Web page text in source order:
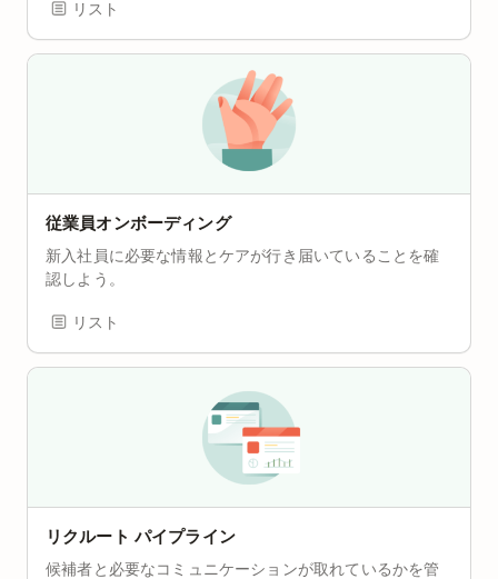
リスト
従業員オンボーディング
新入社員に必要な情報とケアが行き届いていることを確
認しよう。
リスト
リクルート パイプライン
候補者と必要なコミュニケーションが取れているかを管